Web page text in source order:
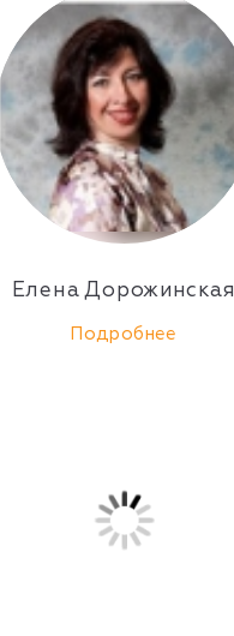
Елена Дорожинская
Подробнее